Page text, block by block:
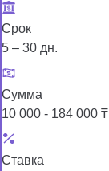
Срок
5 – 30 дн.
Сумма
10 000 - 184 000 ₸
Ставка